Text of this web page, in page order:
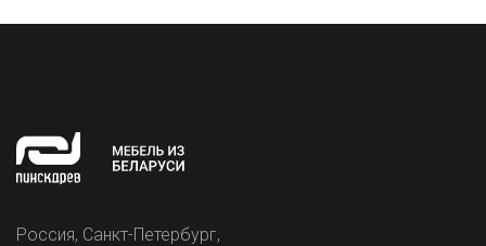
Россия, Санкт-Петербург,